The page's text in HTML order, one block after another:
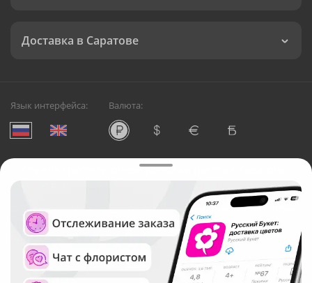
Доставка в Саратове
Язык интерфейса: Валюта:
Служба круглосуточной доставки цветов в Саратове
Русский Букет, 2026
Общество с ограниченной ответственностью «Технология»
ОГРН: 1195476081745, ИНН: 5410081997
Юридический адрес: г. Новосибирск, ул. Ипподромская,
д.42, оф. 3